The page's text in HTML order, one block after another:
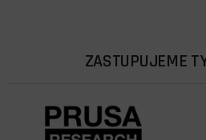
ZASTUPUJEME